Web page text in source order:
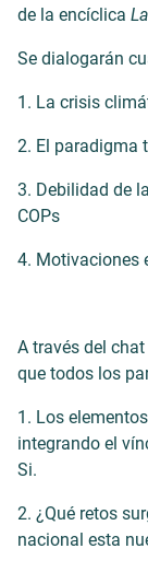
de la encíclica
Se dialogarán
1. La crisis
2. El paradigma
3. Debilidad de
COPs
4. Motivaciones
A través del
que todos los
1. Los
integrando el
Si.
2. ¿Qué retos
nacional esta